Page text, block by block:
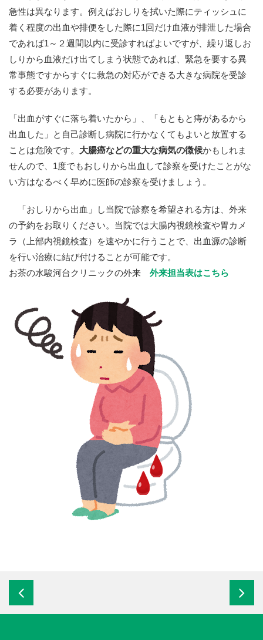
急性は異なります。例えばおしりを拭いた際にティッシュに
着く程度の出血や排便をした際に1回だけ血液が排泄した場合
であれば1～２週間以内に受診すればよいですが、繰り返しお
しりから血液だけ出てしまう状態であれば、緊急を要する異
常事態ですからすぐに救急の対応ができる大きな病院を受診
する必要があります。
「出血がすぐに落ち着いたから」、「もともと痔があるから
出血した」と自己診断し病院に行かなくてもよいと放置する
ことは危険です。 大腸癌などの重大な病気の徴候かもしれま
せんので、1度でもおしりから出血して診察を受けたことがな
い方はなるべく早めに医師の診察を受けましょう。
「おしりから出血」し当院で診察を希望される方は、外来
の予約をお取りください。当院では大腸内視鏡検査や胃カメ
ラ（上部内視鏡検査）を速やかに行うことで、出血源の診断
を行い治療に結び付けることが可能です。
お茶の水駿河台クリニックの外来 外来担当表はこちら